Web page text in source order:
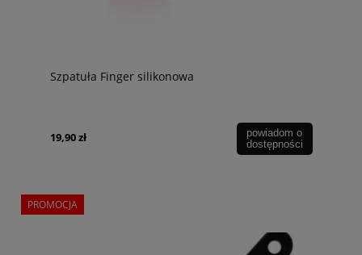
Szpatuła Finger silikonowa
19,90 zł
powiadom o
dostępności
PROMOCJA